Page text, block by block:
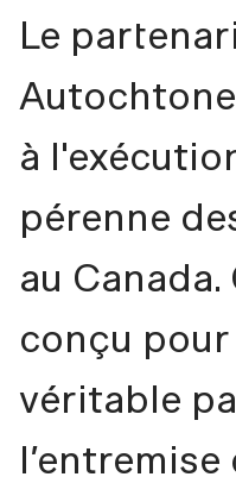
Le
à
pérenne
au
conçu
véritable